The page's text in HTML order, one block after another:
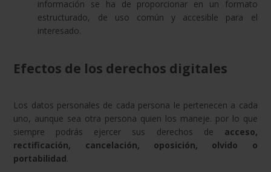
información se ha de proporcionar en un formato
estructurado, de uso común y accesible para el
interesado.
Efectos de los derechos digitales
Los datos personales de cada persona le pertenecen a cada
uno, aunque sea otra persona quien los maneje. por lo que
siempre podrás ejercer sus derechos de acceso,
rectificación, cancelación, oposición, olvido o
portabilidad.